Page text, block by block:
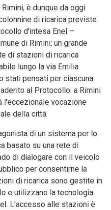
è dunque da oggi
di ricarica previste
d'intesa Enel –
di Rimini: un grande
di stazioni di ricarica
lungo la via Emilia.
stati pensati per ciascuna
al Protocollo: a Rimini
l'eccezionale vocazione
della città.
di un sistema per lo
basato su una rete di
di dialogare con il veicolo
per consentirne la
di ricarica sono gestite in
e utilizzano la tecnologia
L'accesso alle stazioni è